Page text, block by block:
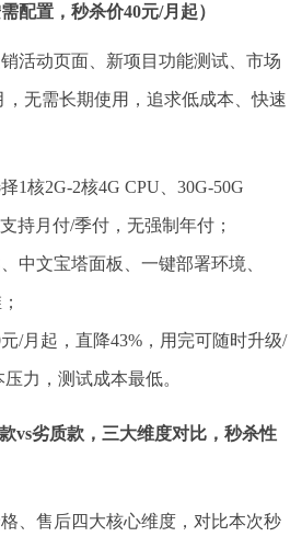
配置，秒杀价40元/月起）
活动页面、新项目功能测试、市场
，无需长期使用，追求低成本、快速
1核2G-2核4G CPU、30G-50G
持月付/季付，无强制年付；
中文宝塔面板、一键部署环境、
/月起，直降43%，用完可随时升级/
力，测试成本最低。
vs劣质款，三大维度对比，秒杀性
、售后四大核心维度，对比本次秒